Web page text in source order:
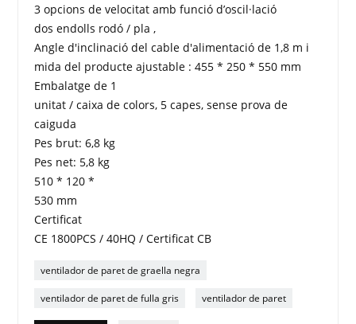
3 opcions de velocitat amb funció d’oscil·lació
dos endolls rodó / pla ,
Angle d'inclinació del cable d'alimentació de 1,8 m i
mida del producte ajustable : 455 * 250 * 550 mm
Embalatge de 1
unitat / caixa de colors, 5 capes, sense prova de
caiguda
Pes brut: 6,8 kg
Pes net: 5,8 kg
510 * 120 *
530 mm
Certificat
CE 1800PCS / 40HQ / Certificat CB
ventilador de paret de graella negra
ventilador de paret de fulla gris ventilador de paret